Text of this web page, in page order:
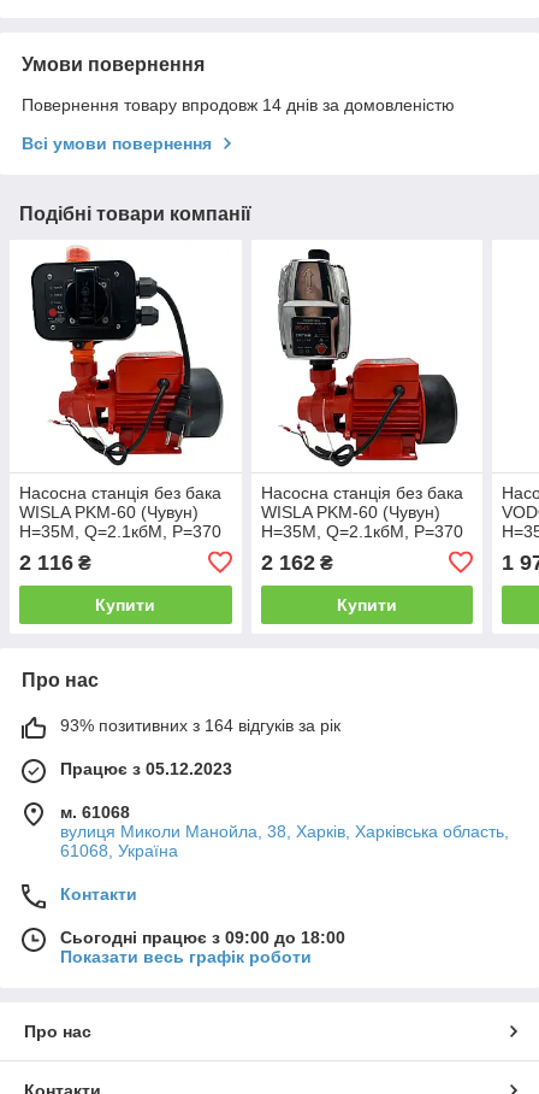
Умови повернення
Повернення товару впродовж 14 днів за домовленістю
Всі умови повернення
Подібні товари компанії
Насосна станція без бака
WISLA PKM-60 (Чувун)
Н=35М, Q=2.1кбМ, P=370
автоматикою Euroaqua
2 116 ₴
Купити
Насосна станція без бака
WISLA PKM-60 (Чувун)
Н=35М, Q=2.1кбМ, P=370
автоматикою TATRA
2 162₴
Купити
1
Про нас
93% позитивних з 164 відгуків за рік
Працює з 05.12.2023
м. 61068
вулиця Миколи Манойла, 38, Харків, Харківська область,
61068, Україна
Контакти
Сьогодні працює з 09:00 до 18:00
Показати весь графік роботи
Про нас